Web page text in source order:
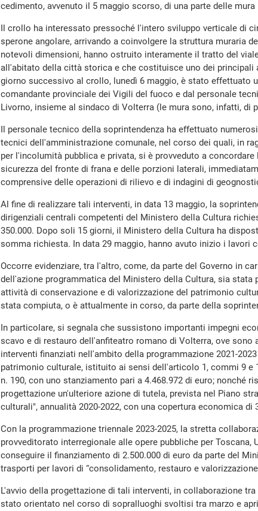
cedimento, avvenuto il 5 maggio scorso, di una parte delle
Il crollo ha interessato pressoché l'intero sviluppo verticale di
sperone angolare, arrivando a coinvolgere la struttura muraria
notevoli dimensioni, hanno ostruito interamente il tratto del
all'abitato della città storica e che costituisce uno dei
giorno successivo al crollo, lunedì 6 maggio, è stato effettuato
comandante provinciale dei Vigili del fuoco e dal personale
Livorno, insieme al sindaco di Volterra (le mura sono, infatti, di
Il personale tecnico della soprintendenza ha effettuato
tecnici dell'amministrazione comunale, nel corso dei quali, in
per l'incolumità pubblica e privata, si è provveduto a
sicurezza del fronte di frana e delle porzioni laterali,
comprensive delle operazioni di rilievo e di indagini di
Al fine di realizzare tali interventi, in data 13 maggio, la
dirigenziali centrali competenti del Ministero della Cultura
350.000. Dopo soli 15 giorni, il Ministero della Cultura ha
somma richiesta. In data 29 maggio, hanno avuto inizio i lavori
Occorre evidenziare, tra l'altro, come, da parte del Governo in
dell'azione programmatica del Ministero della Cultura, sia stata
attività di conservazione e di valorizzazione del patrimonio
stata compiuta, o è attualmente in corso, da parte della
In particolare, si segnala che sussistono importanti impegni
scavo e di restauro dell'anfiteatro romano di Volterra, ove
interventi finanziati nell'ambito della programmazione 2021-
patrimonio culturale, istituito ai sensi dell'articolo 1, commi 9 e
n. 190, con uno stanziamento pari a 4.468.972 di euro; nonché
progettazione un'ulteriore azione di tutela, prevista nel Piano
culturali", annualità 2020-2022, con una copertura economica di
Con la programmazione triennale 2023-2025, la stretta
provveditorato interregionale alle opere pubbliche per Toscana,
conseguire il finanziamento di 2.500.000 di euro da parte del
trasporti per lavori di “consolidamento, restauro e
L'avvio della progettazione di tali interventi, in collaborazione
stato orientato nel corso di sopralluoghi svoltisi tra marzo e